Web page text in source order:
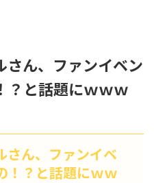
さん、ファンイベン
？と話題にｗｗｗ
さん、ファンイベ
！？と話題にｗｗ